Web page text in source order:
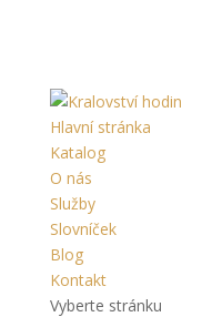
Hlavní stránka
Katalog
O nás
Služby
Slovníček
Blog
Kontakt
Vyberte stránku